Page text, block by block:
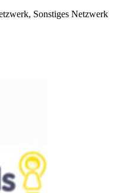
Sonstiges Netzwerk